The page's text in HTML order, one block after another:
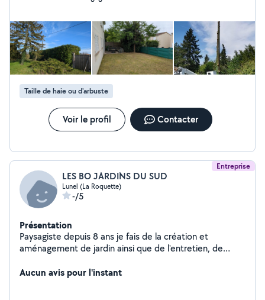
projet ou besoin d'un coup de main, n'hésitez pas à me
contacter, je réponds rapidement !
Taille de haie ou d'arbuste
Voir le profil Contacter
Entreprise
LES BO JARDINS DU SUD
Lunel (La Roquette)
-/5
Présentation
Paysagiste depuis 8 ans je fais de la création et
aménagement de jardin ainsi que de l'entretien, de
Aucun avis pour l'instant